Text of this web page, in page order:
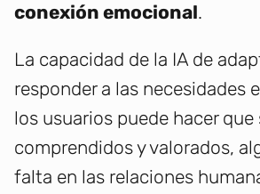
conexión emocional.
La capacidad de la IA de
responder a las necesidades
los usuarios puede hacer que
comprendidos y valorados,
falta en las relaciones